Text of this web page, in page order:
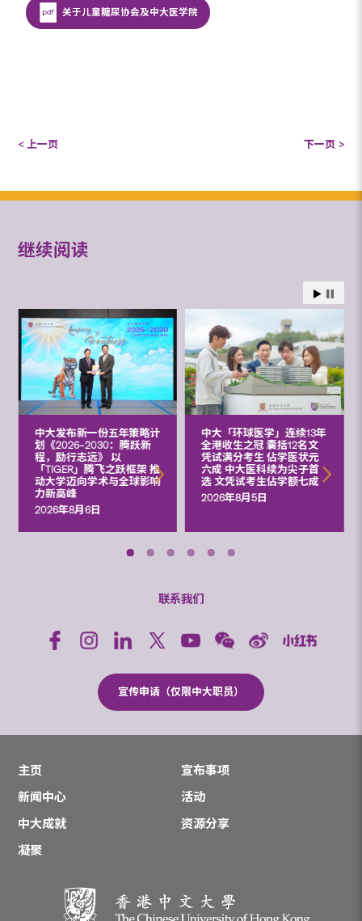
关于儿童糖尿协会及中大医学院
< 上一页 下一页 >
继续阅读
中大发布新一份五年策略计
划《2026‒2030：腾跃新
程，励行志远》 以
「TIGER」腾飞之跃框架 推
动大学迈向学术与全球影响
力新高峰
2026年8月6日
中大「环球医学」连续13年
全港收生之冠 囊括12名文
凭试满分考生 佔学医状元
六成 中大医科续为尖子首
选 文凭试考生佔学额七成
2026年8月5日
联系我们
宣传申请（仅限中大职员）
主页
宣布事项
新闻中心
活动
中大成就
资源分享
凝聚